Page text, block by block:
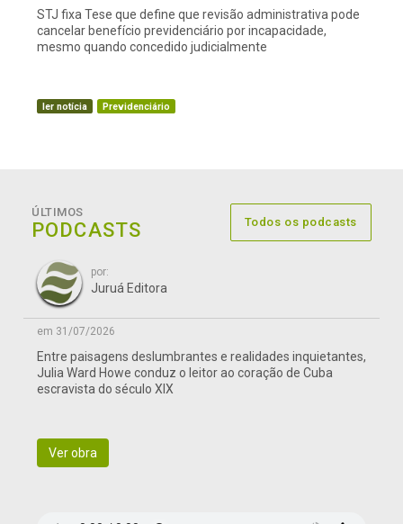
STJ fixa Tese que define que revisão administrativa pode
cancelar benefício previdenciário por incapacidade,
mesmo quando concedido judicialmente
ler notícia Previdenciário
ÚLTIMOS
PODCASTS Todos os podcasts
por:
Juruá Editora
em 31/07/2026
Entre paisagens deslumbrantes e realidades inquietantes,
Julia Ward Howe conduz o leitor ao coração de Cuba
escravista do século XIX
Ver obra